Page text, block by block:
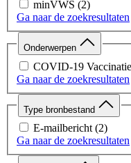
minVWS (2)
Ga naar de zoekresultaten
Onderwerpen
COVID-19
Ga naar de zoekresultaten
Type bronbestand
E-mailbericht (2)
Ga naar de zoekresultaten